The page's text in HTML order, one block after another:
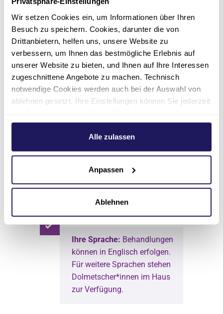
Wir setzen Cookies ein, um Informationen über Ihren
Besuch zu speichern. Cookies, darunter die von
Drittanbietern, helfen uns, unsere Website zu
verbessern, um Ihnen das bestmögliche Erlebnis auf
unserer Website zu bieten, und Ihnen auf Ihre Interessen
zugeschnittene Angebote zu machen. Technisch
notwendige Cookies werden auch bei der Auswahl von
ablehnen gesetzt. Ihre Einstellungen können Sie jederzeit
Weitere Informationen hierzu finden Sie in unserer
.
Alle zulassen
Anpassen
Ablehnen
Hybrid-OP:
Kardiologie in Berlin ist
ausgestattet mit
hochmodernen medizinischen
Geräten zur Diagnose und
Behandlung von Herz-
Kreislauf-Erkrankungen.
setzen auf einen persönlichen
Austausch und die möglichst
kontinuierliche Betreuung
Ihre Sprache: Behandlungen
können in Englisch erfolgen.
Für weitere Sprachen stehen
Dolmetscher*innen im Haus
zur Verfügung.